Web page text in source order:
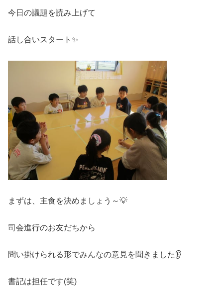
今日の議題を読み上げて
話し合いスタート✨
まずは、主食を決めましょう～💡
司会進行のお友だちから
問い掛けられる形でみんなの意見を聞きました👂
書記は担任です(笑)